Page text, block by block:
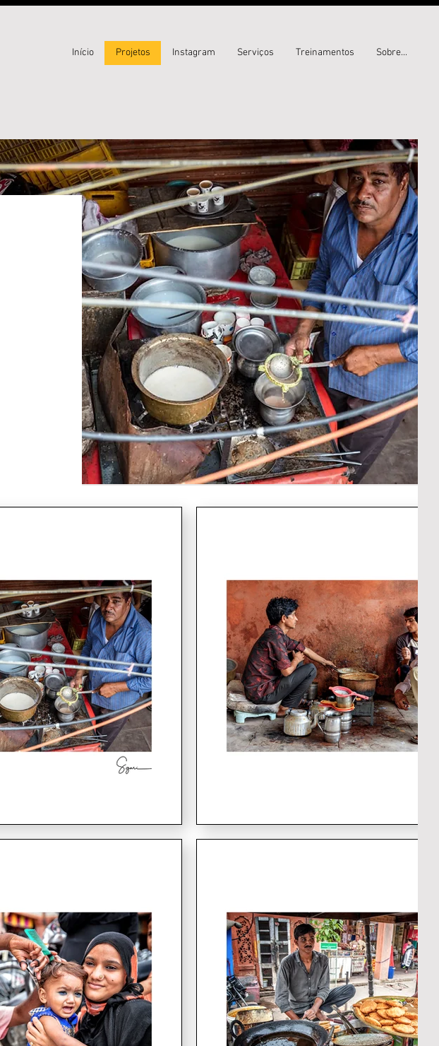
Início Projetos Instagram Serviços Treinamentos Sobre...